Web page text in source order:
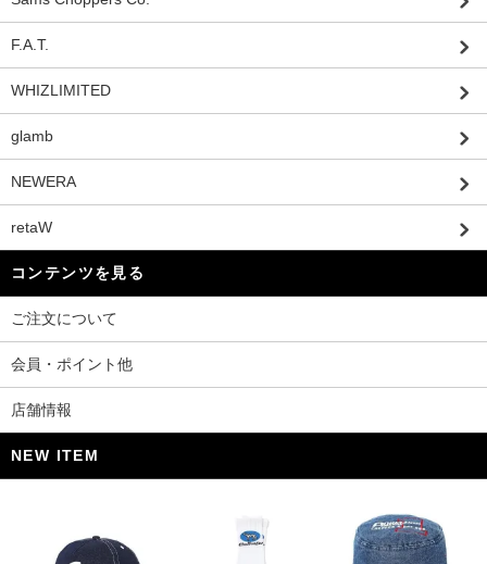
F.A.T.
WHIZLIMITED
glamb
NEWERA
retaW
コンテンツを見る
ご注文について
会員・ポイント他
店舗情報
NEW ITEM